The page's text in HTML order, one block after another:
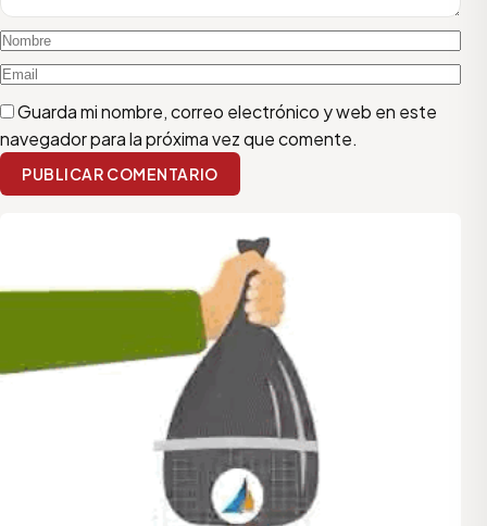
Guarda mi nombre, correo electrónico y web en este
navegador para la próxima vez que comente.
PUBLICAR COMENTARIO